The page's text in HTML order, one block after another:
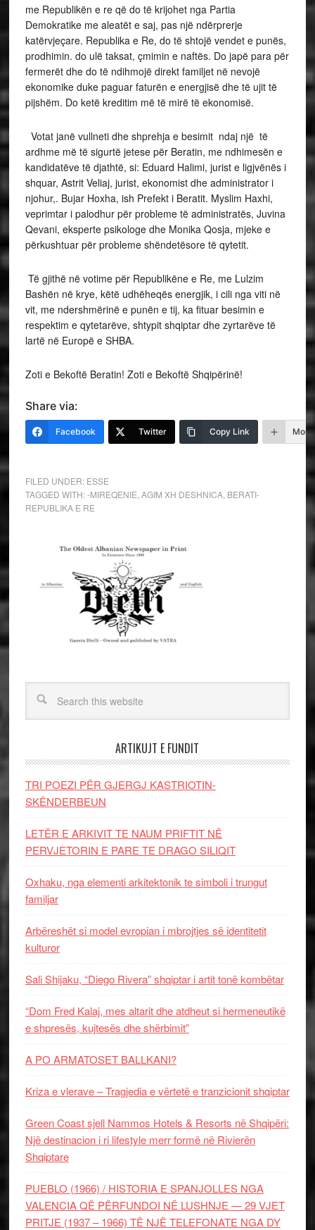
me Republikën e re që do të krijohet nga Partia
Demokratike me aleatët e saj, pas një ndërprerje
katërvjeçare. Republika e Re, do të shtojë vendet e punës,
prodhimin. do ulë taksat, çmimin e naftës. Do japë para për
fermerët dhe do të ndihmojë direkt familjet në nevojë
ekonomike duke paguar faturën e energjisë dhe të ujit të
pijshëm. Do ketë kreditim më të mirë të ekonomisë.
Votat janë vullneti dhe shprehja e besimit ndaj një të
ardhme më të sigurtë jetese për Beratin, me ndhimesën e
kandidatëve të djathtë, si: Eduard Halimi, jurist e ligjvënës i
shquar, Astrit Veliaj, jurist, ekonomist dhe administrator i
njohur,. Bujar Hoxha, ish Prefekt i Beratit. Myslim Haxhi,
veprimtar i palodhur për probleme të administratës, Juvina
Qevani, eksperte psikologe dhe Monika Qosja, mjeke e
përkushtuar për probleme shëndetësore të qytetit.
Të gjithë në votime për Republikëne e Re, me Lulzim
Bashën në krye, këtë udhëheqës energjik, i cili nga viti në
vit, me ndershmërinë e punën e tij, ka fituar besimin e
respektim e qytetarëve, shtypit shqiptar dhe zyrtarëve të
lartë në Europë e SHBA.
Zoti e Bekoftë Beratin! Zoti e Bekoftë Shqipërinë!
Share via:
Facebook Twitter Copy Link More
FILED UNDER: ESSE
TAGGED WITH:-MIREQENIE AGIM XH DESHNICA, BERATI-
REPUBLIKA E RE
ARTIKUJT E FUNDIT
TRI POEZI PËR GJERGJ KASTRIOTIN-
SKËNDERBEUN
LETËR E ARKIVIT TE NAUM PRIFTIT NË
PERVJETORIN E PARE TE DRAGO SILIQIT
Oxhaku, nga elementi arkitektonik te simboli i trungut
familjar
Arbëreshët si model evropian i mbrojtjes së identitetit
kulturor
Sali Shijaku, “Diego Rivera” shqiptar i artit tonë kombëtar
“Dom Fred Kalaj, mes altarit dhe atdheut si hermeneutikë
e shpresës, kujtesës dhe shërbimit”
A PO ARMATOSET BALLKANI?
Kriza e vlerave – Tragjedia e vërtetë e tranzicionit shqiptar
Green Coast sjell Nammos Hotels & Resorts në Shqipëri:
Një destinacion i ri lifestyle merr formë në Rivierën
Shqiptare
PUEBLO (1966) / HISTORIA E SPANJOLLES NGA
VALENCIA QË PËRFUNDOI NË LUSHNJE — 29 VJET
PRITJE (1937 – 1966) TË NJË TELEFONATE NGA DY